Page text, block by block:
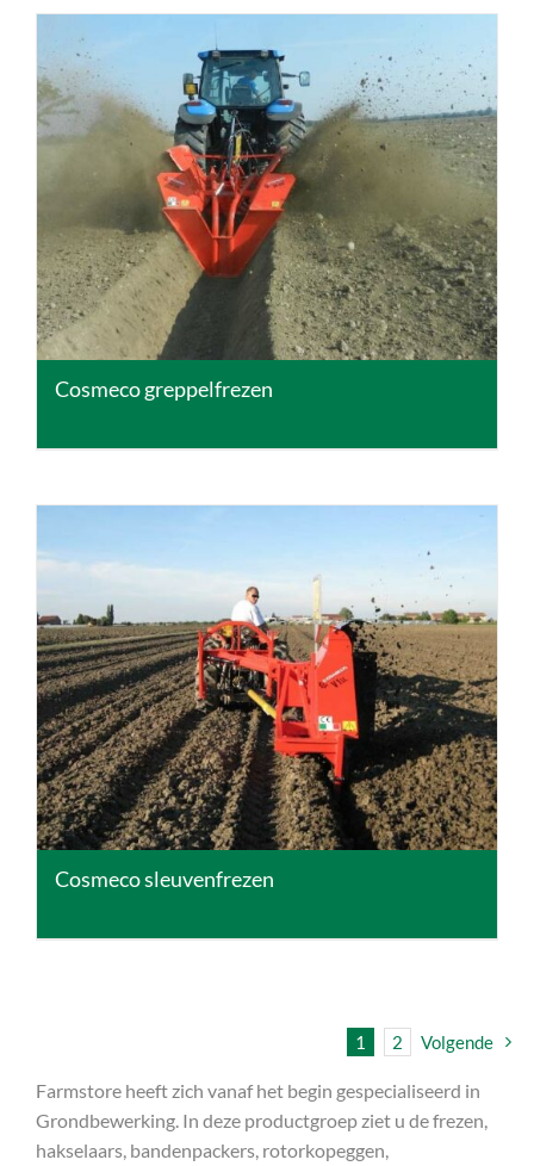
DETAILS
Cosmeco greppelfrezen
DETAILS
Cosmeco sleuvenfrezen
1 2 Volgende
Farmstore heeft zich vanaf het begin gespecialiseerd in
Grondbewerking. In deze productgroep ziet u de frezen,
hakselaars, bandenpackers, rotorkopeggen,